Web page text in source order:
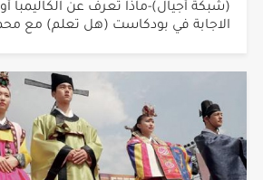
(شبكة أجيال)-ماذا تعرف عن الكاليمبا‬⁩ أو
الاجابة في بودكاست (هل تعلم) مع